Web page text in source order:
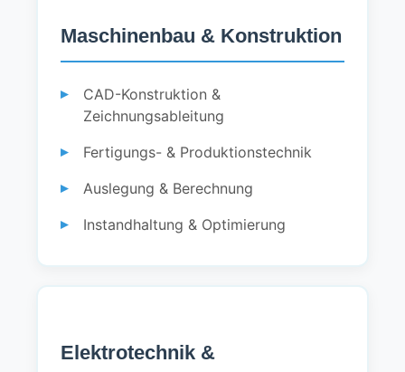
Maschinenbau & Konstruktion
CAD-Konstruktion &
Zeichnungsableitung
Fertigungs- & Produktionstechnik
Auslegung & Berechnung
Instandhaltung & Optimierung
Elektrotechnik &